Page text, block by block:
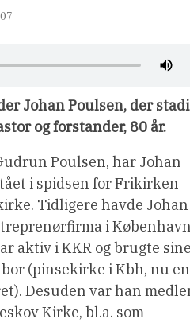
Johan Poulsen, der
og forstander, 80 år.
Poulsen, har Johan
i spidsen for Frikirken
Tidligere havde Johan
i
aktiv i KKR og brugte sine
(pinsekirke i Kbh, nu en
Desuden var han
Kirke, bl.a. som